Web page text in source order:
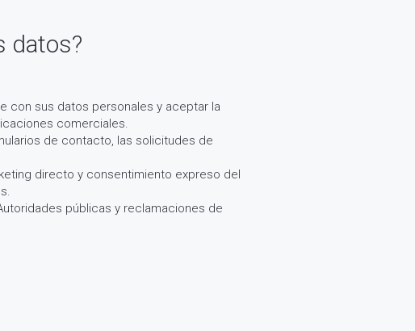
datos?
con sus datos personales y aceptar la
comerciales.
de contacto, las solicitudes de
directo y consentimiento expreso del
públicas y reclamaciones de